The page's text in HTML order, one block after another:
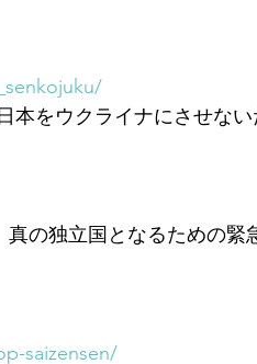
をウクライナにさせない
の独立国となるための緊
saizensen/